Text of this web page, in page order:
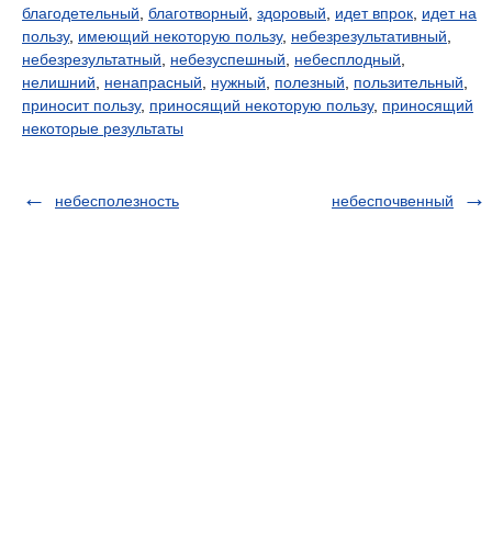
благодетельный благотворный здоровый идет впрок идет на
пользу, имеющий некоторую пользу, небезрезультативный
небезрезультатный
небезуспешный небесплодный
нелишний
ненапрасный нужный полезный пользительный
приносит пользу, приносящий некоторую пользу, приносящий
некоторые результаты
небесполезность небеспочвенный